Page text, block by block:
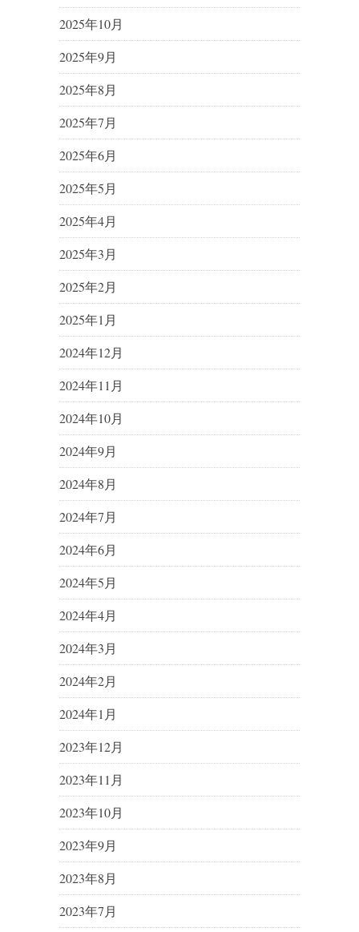
2025年10月
2025年9月
2025年8月
2025年7月
2025年6月
2025年5月
2025年4月
2025年3月
2025年2月
2025年1月
2024年12月
2024年11月
2024年10月
2024年9月
2024年8月
2024年7月
2024年6月
2024年5月
2024年4月
2024年3月
2024年2月
2024年1月
2023年12月
2023年11月
2023年10月
2023年9月
2023年8月
2023年7月